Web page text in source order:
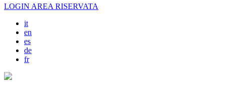
LOGIN AREA RISERVATA
it
en
es
de
fr